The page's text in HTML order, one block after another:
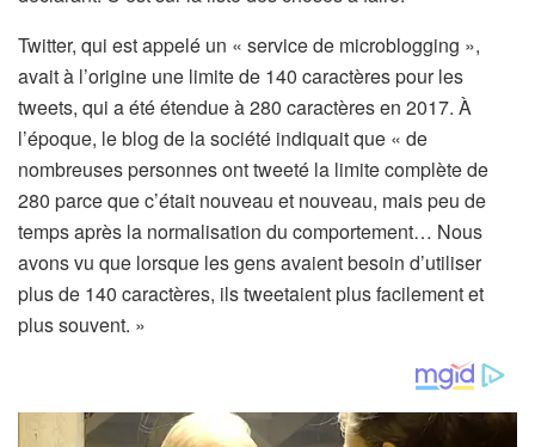
Twitter, qui est appelé un « service de microblogging »,
avait à l’origine une limite de 140 caractères pour les
tweets, qui a été étendue à 280 caractères en 2017. À
l’époque, le blog de la société indiquait que « de
nombreuses personnes ont tweeté la limite complète de
280 parce que c’était nouveau et nouveau, mais peu de
temps après la normalisation du comportement… Nous
avons vu que lorsque les gens avaient besoin d’utiliser
plus de 140 caractères, ils tweetaient plus facilement et
plus souvent. »